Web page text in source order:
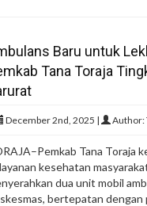
Baru untuk
Tana Toraja
December 2nd, 2025 | Author:
Tana Toraja
kesehatan
dua unit mobil
bertepatan dengan